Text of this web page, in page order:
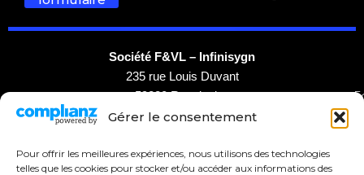
Gérer le consentement
Pour offrir les meilleures expériences, nous utilisons des technologies
telles que les cookies pour stocker et/ou accéder aux informations des
Société F&VL – Infinisygn
235 rue Louis Duvant
59220 Rouvignies